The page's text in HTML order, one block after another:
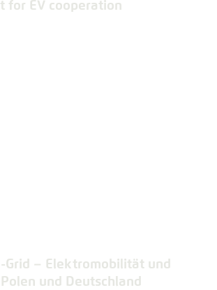
for EV cooperation
Grid – Elektromobilität und
und Deutschland